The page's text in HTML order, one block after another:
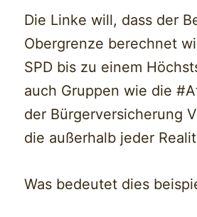
Die Linke will, dass der
Obergrenze berechnet
SPD bis zu einem
auch Gruppen wie die
der Bürgerversicherung
die außerhalb jeder
Was bedeutet dies